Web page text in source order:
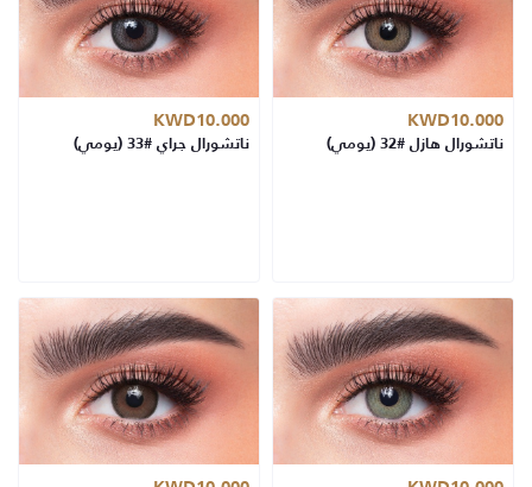
KWD10.000
ناتشورال هازل #32 (يومي)
KWD10.000
ناتشورال جراي #33 (يومي)